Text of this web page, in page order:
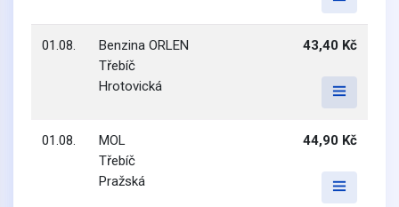
01.08.
Benzina ORLEN
Třebíč
Hrotovická
43,40 Kč
01.08.
MOL
Třebíč
Pražská
44,90 Kč